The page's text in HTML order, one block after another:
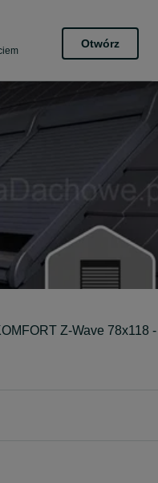
Otwórz
Z-Wave 78x118 -